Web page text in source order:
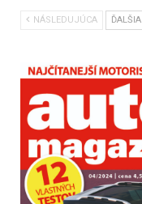
NÁSLEDUJÚCA ĎALŠIA